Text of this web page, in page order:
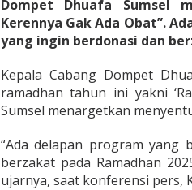
6
H
i
i
a
h
Dompet Dhuafa Sumsel
Kerennya Gak Ada Obat”.
yang ingin berdonasi dan
Kepala Cabang Dompet
ramadhan tahun ini yakni
Sumsel menargetkan
“Ada delapan program
berzakat pada Ramadhan
ujarnya, saat konferensi pers,